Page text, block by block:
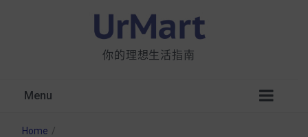
你的理想生活指南
Menu
Home /